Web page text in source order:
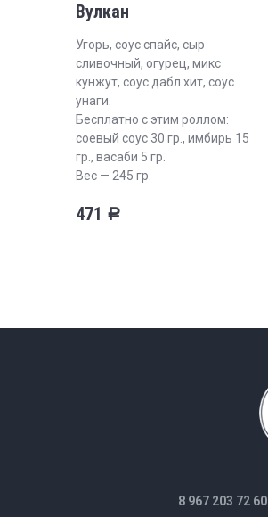
Вулкан
Угорь, соус спайс, сыр
сливочный, огурец, микс
кунжут, соус дабл хит, соус
унаги.
Бесплатно с этим роллом:
соевый соус 30 гр., имбирь 15
гр., васаби 5 гр.
Вес — 245 гр.
471 Р
8 967 203 72 60